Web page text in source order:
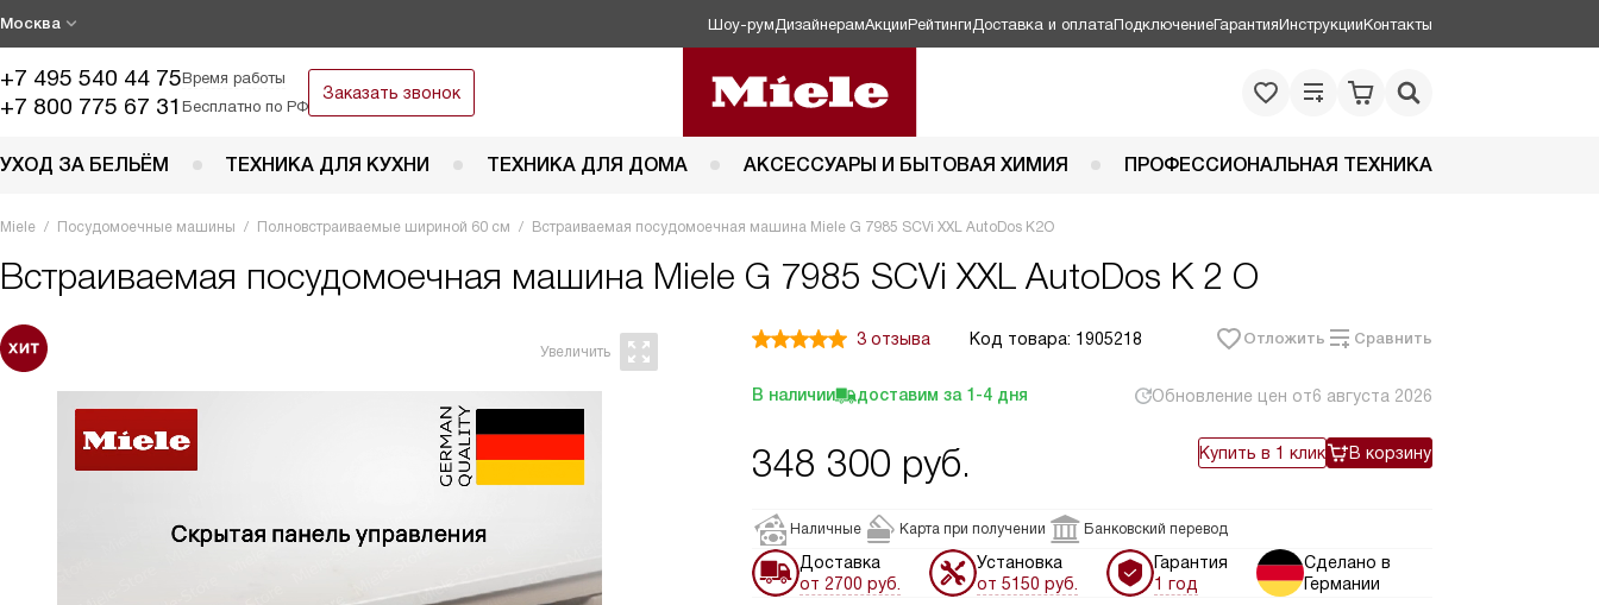
Москва Шоу-рум ДизайнерамАкцииРейтинги Доставка и оплатаПодключениеГарантияИнструкцииКонтакты
+7 495 540 44 75Время работы
+7 800 775 67 31 Бесплатно по РФ
Заказать звонок
УХОД ЗА БЕЛЬЁМ ТЕХНИКА ДЛЯ КУХНИ ТЕХНИКА ДЛЯ ДОМА АКСЕССУАРЫ И БЫТОВАЯ ХИМИЯ ПРОФЕССИОНАЛЬНАЯ ТЕХНИКА
Miele Посудомоечные машины Полновстраиваемые шириной 60 см Встраиваемая посудомоечная машина Miele G 7985 SCVi XXL AutoDos K2O
Встраиваемая посудомоечная машина Miele G 7985 SCVi XXL AutoDos K 2 O
3 отзыва Код товара: 1905218 Отложить Сравнить
В наличии доставим за 1-4 дня Обновление цен от6 августа 2026
348 300 руб. Купить в 1 клик В корзину
Наличные Карта при получении Банковский перевод
Доставка
от 2700 руб.
Установка
от 5150 руб.
Гарантия
1 год
Сделано в
Германии